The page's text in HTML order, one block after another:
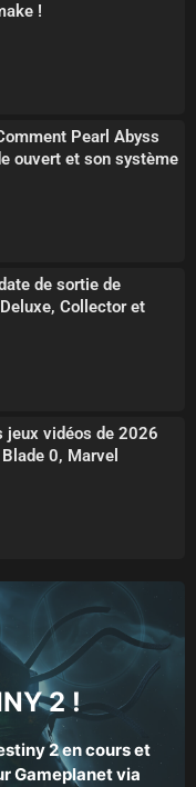
!
Pearl Abyss
ouvert et son système
de sortie de
Collector et
jeux vidéos de 2026
0, Marvel
2 !
2 en cours et
Gameplanet via